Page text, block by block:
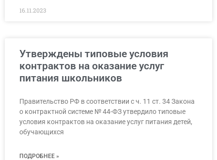
16.11.2023
Утверждены типовые условия
контрактов на оказание услуг
питания школьников
Правительство РФ в соответствии с ч. 11 ст. 34 Закона
о контрактной системе № 44-ФЗ утвердило типовые
условия контрактов на оказание услуг питания детей,
обучающихся
ПОДРОБНЕЕ »